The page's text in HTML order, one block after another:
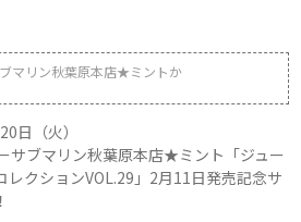
マリン秋葉原本店★ミントか
日（火）
サブマリン秋葉原本店★ミント「ジュー
レクションVOL.29」2月11日発売記念サ